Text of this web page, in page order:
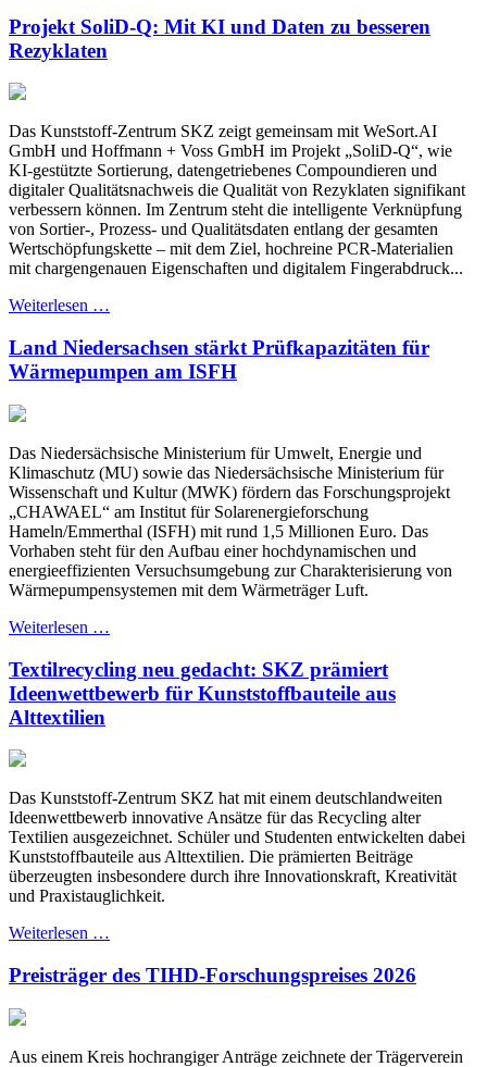
Projekt SoliD-Q: Mit KI und Daten zu besseren
Rezyklaten
Das Kunststoff-Zentrum SKZ zeigt gemeinsam mit WeSort.AI
GmbH und Hoffmann + Voss GmbH im Projekt „SoliD-Q“, wie
KI-gestützte Sortierung, datengetriebenes Compoundieren und
digitaler Qualitätsnachweis die Qualität von Rezyklaten signifikant
verbessern können. Im Zentrum steht die intelligente Verknüpfung
von Sortier-, Prozess- und Qualitätsdaten entlang der gesamten
Wertschöpfungskette – mit dem Ziel, hochreine PCR-Materialien
mit chargengenauen Eigenschaften und digitalem Fingerabdruck...
Weiterlesen …
Land Niedersachsen stärkt Prüfkapazitäten für
Wärmepumpen am ISFH
Das Niedersächsische Ministerium für Umwelt, Energie und
Klimaschutz (MU) sowie das Niedersächsische Ministerium für
Wissenschaft und Kultur (MWK) fördern das Forschungsprojekt
„CHAWAEL“ am Institut für Solarenergieforschung
Hameln/Emmerthal (ISFH) mit rund 1,5 Millionen Euro. Das
Vorhaben steht für den Aufbau einer hochdynamischen und
energieeffizienten Versuchsumgebung zur Charakterisierung von
Wärmepumpensystemen mit dem Wärmeträger Luft.
Weiterlesen …
Textilrecycling neu gedacht: SKZ prämiert
Ideenwettbewerb für Kunststoffbauteile aus
Alttextilien
Das Kunststoff-Zentrum SKZ hat mit einem deutschlandweiten
Ideenwettbewerb innovative Ansätze für das Recycling alter
Textilien ausgezeichnet. Schüler und Studenten entwickelten dabei
Kunststoffbauteile aus Alttextilien. Die prämierten Beiträge
überzeugten insbesondere durch ihre Innovationskraft, Kreativität
und Praxistauglichkeit.
Weiterlesen …
Preisträger des TIHD-Forschungspreises 2026
Aus einem Kreis hochrangiger Anträge zeichnete der Trägerverein